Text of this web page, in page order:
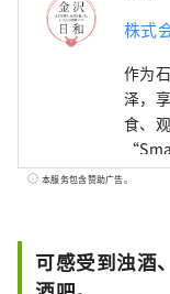
株式
作为
泽，
食、
媒体
本服务包含赞助广告。
可感受到浊酒